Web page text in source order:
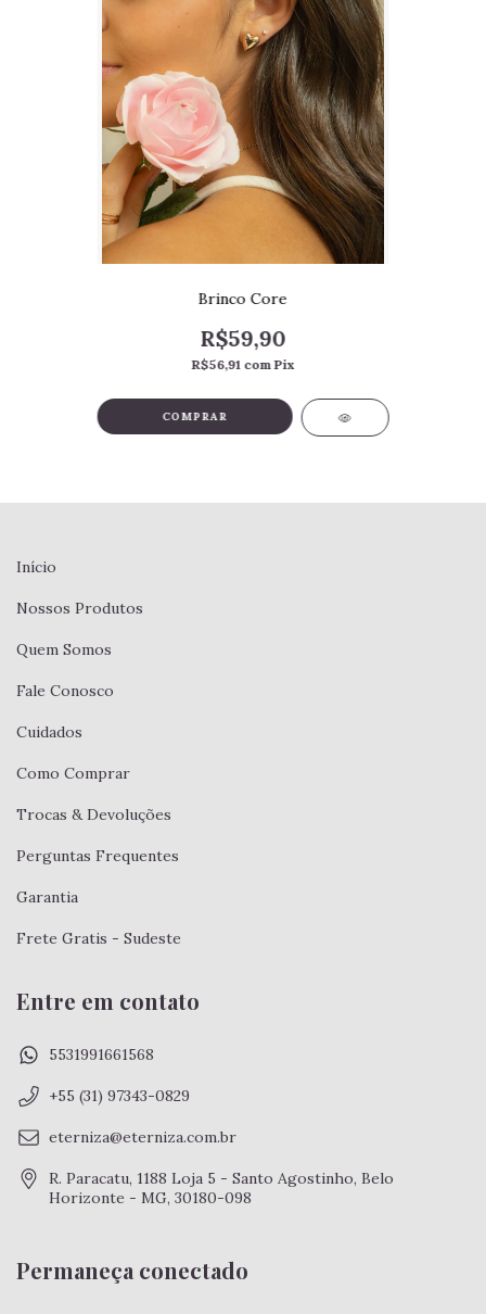
Brinco Core
R$59,90
R$56,91 com Pix
COMPRAR
Início
Nossos Produtos
Quem Somos
Fale Conosco
Cuidados
Como Comprar
Trocas & Devoluções
Perguntas Frequentes
Garantia
Frete Gratis - Sudeste
Entre em contato
5531991661568
+55 (31) 97343-0829
eterniza@eterniza.com.br
R. Paracatu, 1188 Loja 5 - Santo Agostinho, Belo
Horizonte - MG, 30180-098
Permaneça conectado